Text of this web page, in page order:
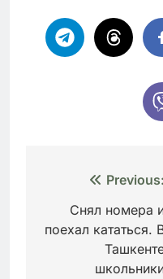
Навигация
записям
Previous:
Снял номера
поехал кататься.